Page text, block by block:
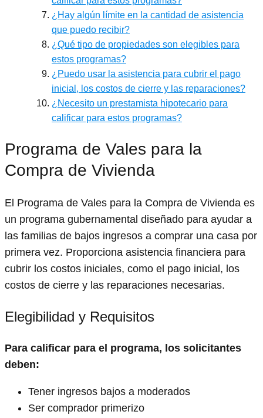
¿Hay algún límite en la cantidad de asistencia
que puedo recibir?
¿Qué tipo de propiedades son elegibles para
estos programas?
¿Puedo usar la asistencia para cubrir el pago
inicial, los costos de cierre y las reparaciones?
¿Necesito un prestamista hipotecario para
calificar para estos programas?
Programa de Vales para la
Compra de Vivienda
El Programa de Vales para la Compra de Vivienda es
un programa gubernamental diseñado para ayudar a
las familias de bajos ingresos a comprar una casa por
primera vez. Proporciona asistencia financiera para
cubrir los costos iniciales, como el pago inicial, los
costos de cierre y las reparaciones necesarias.
Elegibilidad y Requisitos
Para calificar para el programa, los solicitantes
deben:
Tener ingresos bajos a moderados
Ser comprador primerizo